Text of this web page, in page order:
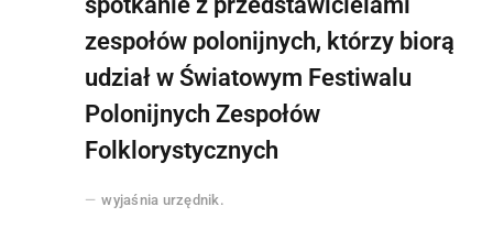
zespołów polonijnych, którzy biorą
udział w Światowym Festiwalu
Polonijnych Zespołów
Folklorystycznych
wyjaśnia urzędnik.